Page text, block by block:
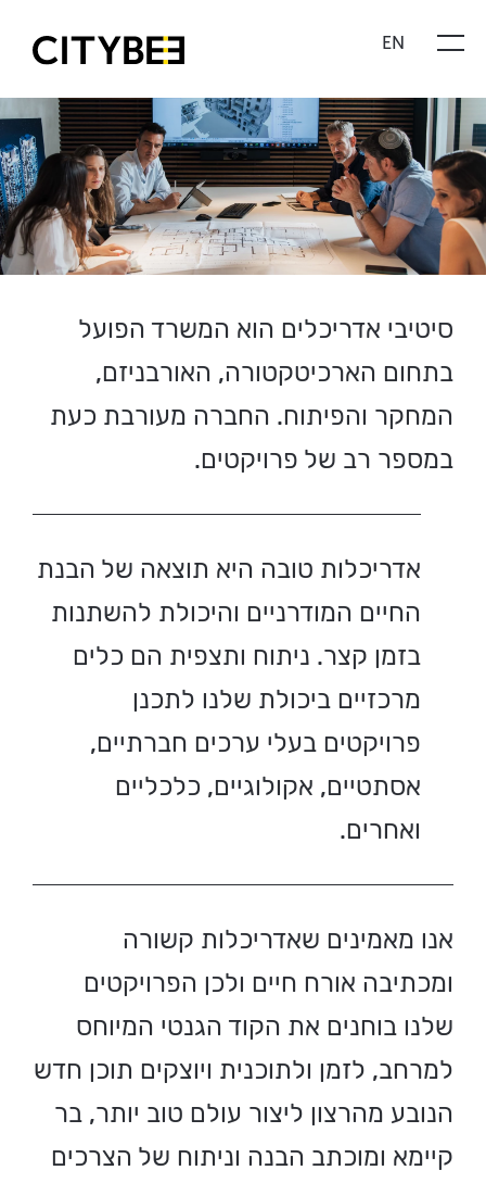
EN
סיטיבי אדריכלים הוא המשרד הפועל
בתחום הארכיטקטורה, האורבניזם,
המחקר והפיתוח. החברה מעורבת כעת
במספר רב של פרויקטים.
אדריכלות טובה היא תוצאה של הבנת
החיים המודרניים והיכולת להשתנות
בזמן קצר. ניתוח ותצפית הם כלים
מרכזיים ביכולת שלנו לתכנן
פרויקטים בעלי ערכים חברתיים,
אסתטיים, אקולוגיים, כלכליים
ואחרים.
אנו מאמינים שאדריכלות קשורה
ומכתיבה אורח חיים ולכן הפרויקטים
שלנו בוחנים את הקוד הגנטי המיוחס
למרחב, לזמן ולתוכנית ויוצקים תוכן חדש
הנובע מהרצון ליצור עולם טוב יותר, בר
קיימא ומוכתב הבנה וניתוח של הצרכים